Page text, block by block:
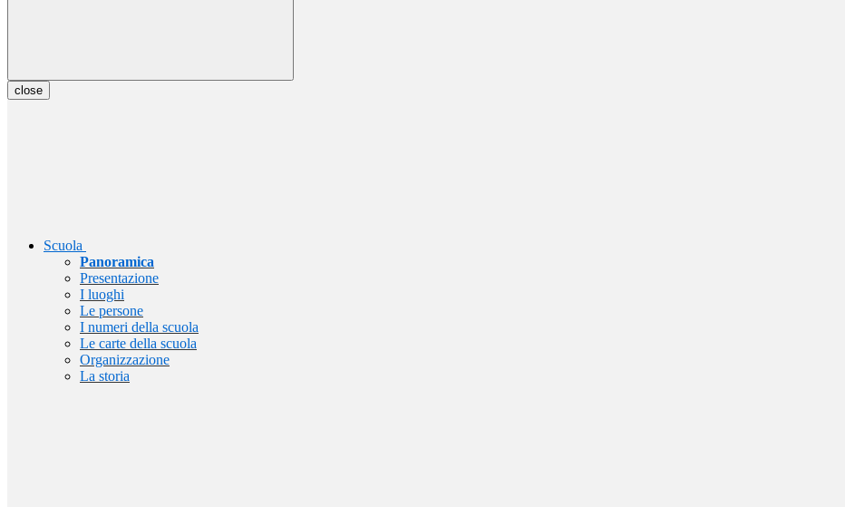
close
Scuola
Panoramica
Presentazione
I luoghi
Le persone
I numeri della scuola
Le carte della scuola
Organizzazione
La storia